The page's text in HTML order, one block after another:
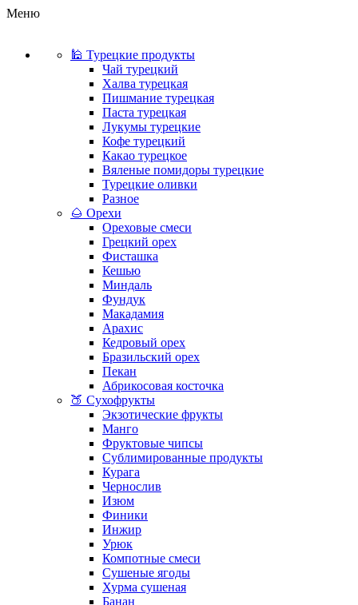
Меню
🕌 Турецкие продукты
Чай турецкий
Халва турецкая
Пишмание турецкая
Паста турецкая
Лукумы турецкие
Кофе турецкий
Какао турецкое
Вяленые помидоры турецкие
Турецкие оливки
Разное
🌰 Орехи
Ореховые смеси
Грецкий орех
Фисташка
Кешью
Миндаль
Фундук
Макадамия
Арахис
Кедровый орех
Бразильский орех
Пекан
Абрикосовая косточка
🍑 Сухофрукты
Экзотические фрукты
Манго
Фруктовые чипсы
Сублимированные продукты
Курага
Чернослив
Изюм
Финики
Инжир
Урюк
Компотные смеси
Сушеные ягоды
Хурма сушеная
Банан